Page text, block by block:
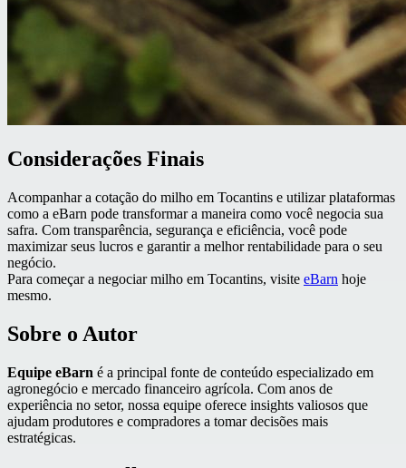
Considerações Finais
Acompanhar a cotação do milho em Tocantins e utilizar plataformas
como a eBarn pode transformar a maneira como você negocia sua
safra. Com transparência, segurança e eficiência, você pode
maximizar seus lucros e garantir a melhor rentabilidade para o seu
negócio.
Para começar a negociar milho em Tocantins, visite eBarn hoje
mesmo.
Sobre o Autor
Equipe eBarn é a principal fonte de conteúdo especializado em
agronegócio e mercado financeiro agrícola. Com anos de
experiência no setor, nossa equipe oferece insights valiosos que
ajudam produtores e compradores a tomar decisões mais
estratégicas.